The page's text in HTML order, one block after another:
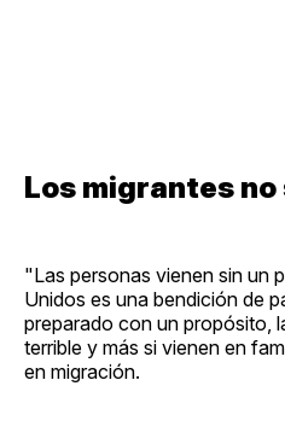
Los migrantes
"Las personas vienen sin un
Unidos es una bendición de
preparado con un propósito,
terrible y más si vienen en
en migración.